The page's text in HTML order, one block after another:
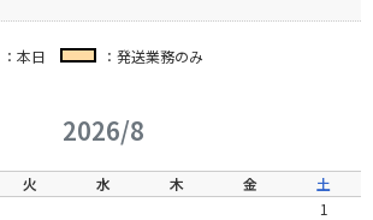
：本日 ：発送業務のみ
2026/8
火 水 木 金
土
1